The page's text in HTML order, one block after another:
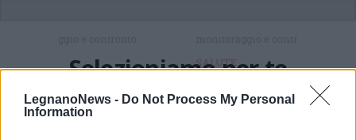
LegnanoNews - Do Not Process My Personal
Information
Selezioniamo per te
Il meglio di